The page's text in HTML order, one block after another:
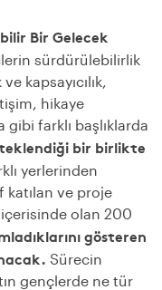
Bir Gelecek
sürdürülebilirlik
kapsayıcılık,
hikaye
gibi farklı başlıklarda
bir birlikte
yerlerinden
ve proje
olan 200
gösteren
Sürecin
gençlerde ne tür